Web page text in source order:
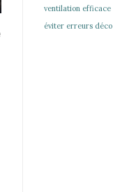
ventilation efficace
éviter erreurs déco